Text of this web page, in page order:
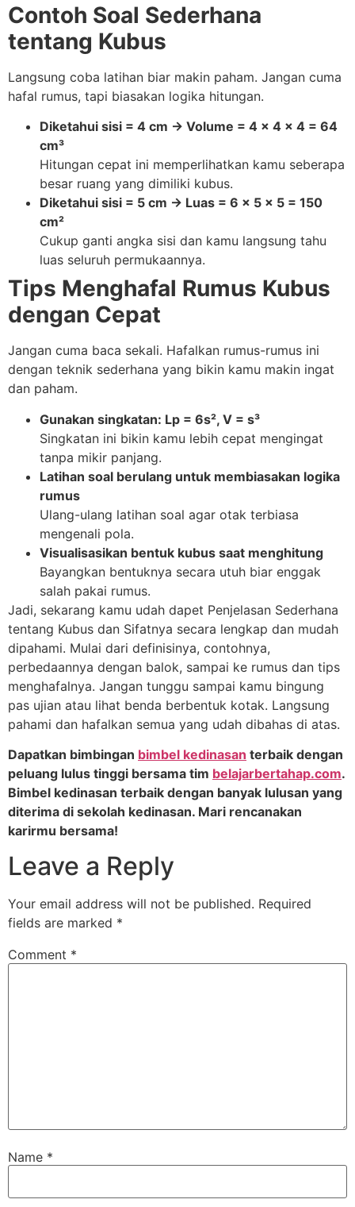
Contoh Soal Sederhana
tentang Kubus
Langsung coba latihan biar makin paham. Jangan cuma
hafal rumus, tapi biasakan logika hitungan.
Diketahui sisi = 4 cm → Volume = 4 × 4 × 4 = 64
cm³
Hitungan cepat ini memperlihatkan kamu seberapa
besar ruang yang dimiliki kubus.
Diketahui sisi = 5 cm → Luas = 6 × 5 × 5 = 150
cm²
Cukup ganti angka sisi dan kamu langsung tahu
luas seluruh permukaannya.
Tips Menghafal Rumus Kubus
dengan Cepat
Jangan cuma baca sekali. Hafalkan rumus-rumus ini
dengan teknik sederhana yang bikin kamu makin ingat
dan paham.
Gunakan singkatan: Lp = 6s², V = s³
Singkatan ini bikin kamu lebih cepat mengingat
tanpa mikir panjang.
Latihan soal berulang untuk membiasakan logika
rumus
Ulang-ulang latihan soal agar otak terbiasa
mengenali pola.
Visualisasikan bentuk kubus saat menghitung
Bayangkan bentuknya secara utuh biar enggak
salah pakai rumus.
Jadi, sekarang kamu udah dapet Penjelasan Sederhana
tentang Kubus dan Sifatnya secara lengkap dan mudah
dipahami. Mulai dari definisinya, contohnya,
perbedaannya dengan balok, sampai ke rumus dan tips
menghafalnya. Jangan tunggu sampai kamu bingung
pas ujian atau lihat benda berbentuk kotak. Langsung
pahami dan hafalkan semua yang udah dibahas di atas.
Dapatkan bimbingan bimbel kedinasan terbaik dengan
peluang lulus tinggi bersama tim belajarbertahap.com.
Bimbel kedinasan terbaik dengan banyak lulusan yang
diterima di sekolah kedinasan. Mari rencanakan
karirmu bersama!
Leave a Reply
Your email address will not be published. Required
fields are marked *
Comment *
Name *